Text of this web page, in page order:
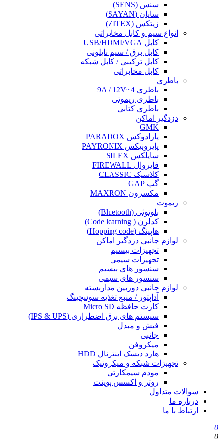
سنس (SENS)
سایان (SAYAN)
زیتکس (ZITEX)
انواع سیم و کابل مخابراتی
کابل USB/HDMI/VGA
کابل برق / سیم نایلونی
کابل ترکیبی / کابل شبکه
کابل مخابراتی
باطری
باطری 4~9A / 12V
باطری ریموتی
باطری کتابی
دزدگیر اماکن
GMK
پارادوکس PARADOX
پایرونیکس PAYRONIX
سایلکس SILEX
فایروال FIREWALL
کلاسیک CLASSIC
گپ GAP
مکسرون MAXRON
ریموت
بلوتوثی (Bluetooth)
کدلرن ( Code learning)
هاپینگ (Hopping code)
لوازم جانبی دزدگیر اماکن
تجهیزات بیسیم
تجهیزات سیمی
سنسور های بیسیم
سنسور های سیمی
لوازم جانبی دوربین مداربسته
آداپتور / منبع تغذیه سوئیچینگ
کارت حافظه Micro SD
سیستم های برق اضطراری (IPS & UPS)
فیش و مبدل
جانبی
میکروفن
هارد دیسک اینترنال HDD
تجهیزات شبکه و میکروتیک
مودم سیمکارتی
روتر و اکسس پوینت
سوالات متداول
درباره ما
ارتباط با ما
0
0